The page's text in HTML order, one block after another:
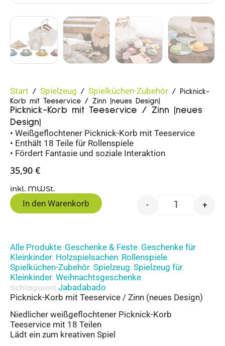
Start / Spielzeug / Spielküchen-Zubehör / Picknick-
Korb mit Teeservice / Zinn (neues Design)
Picknick-Korb mit Teeservice / Zinn (neues
Design)
• Weißgeflochtener Picknick-Korb mit Teeservice
• Enthält 18 Teile für Rollenspiele
• Fördert Fantasie und soziale Interaktion
35,90 €
inkl. MWSt.
- +
In den Warenkorb
Alle Produkte, Geschenke & Feste, Geschenke für
Kleinkinder, Holzspielsachen, Rollenspiele,
Spielküchen-Zubehör, Spielzeug, Spielzeug für
Kleinkinder, Weihnachtsgeschenke
Schlagwort Jabadabado
Picknick-Korb mit Teeservice / Zinn (neues Design)
Niedlicher weißgeflochtener Picknick-Korb
Teeservice mit 18 Teilen
Lädt ein zum kreativen Spiel